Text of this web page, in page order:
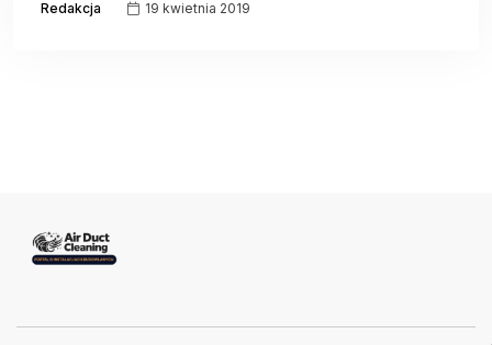
Redakcja 19 kwietnia 2019